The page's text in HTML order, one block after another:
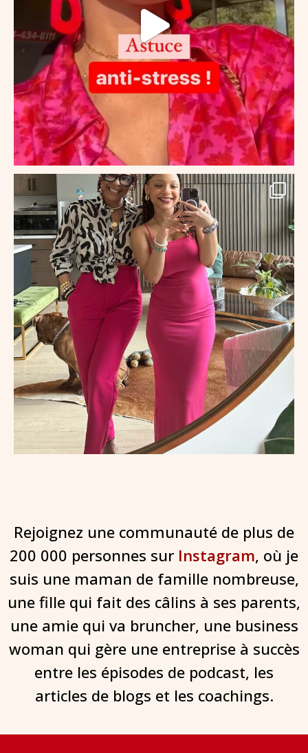
Rejoignez une communauté de plus de
200 000 personnes sur Instagram, où je
suis une maman de famille nombreuse,
une fille qui fait des câlins à ses parents,
une amie qui va bruncher, une business
woman qui gère une entreprise à succès
entre les épisodes de podcast, les
articles de blogs et les coachings.